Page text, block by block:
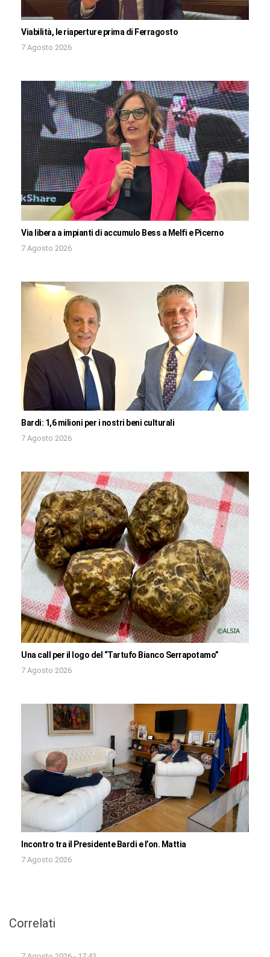
Viabilità, le riaperture prima di Ferragosto
7 Agosto 2026
Via libera a impianti di accumulo Bess a Melfi e Picerno
7 Agosto 2026
Bardi: 1,6 milioni per i nostri beni culturali
7 Agosto 2026
Una call per il logo del “Tartufo Bianco Serrapotamo”
7 Agosto 2026
Incontro tra il Presidente Bardi e l’on. Mattia
7 Agosto 2026
Correlati